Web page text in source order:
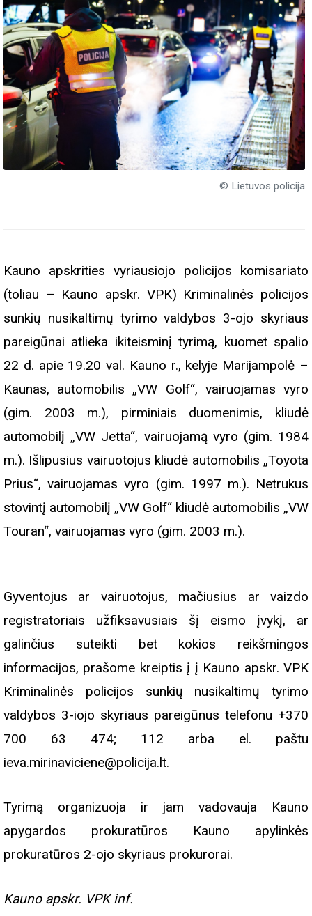
© Lietuvos policija
Kauno apskrities vyriausiojo policijos komisariato
(toliau – Kauno apskr. VPK) Kriminalinės policijos
sunkių nusikaltimų tyrimo valdybos 3-ojo skyriaus
pareigūnai atlieka ikiteisminį tyrimą, kuomet spalio
22 d. apie 19.20 val. Kauno r., kelyje Marijampolė –
Kaunas, automobilis „VW Golf“, vairuojamas vyro
(gim. 2003 m.), pirminiais duomenimis, kliudė
automobilį „VW Jetta“, vairuojamą vyro (gim. 1984
m.). Išlipusius vairuotojus kliudė automobilis „Toyota
Prius“, vairuojamas vyro (gim. 1997 m.). Netrukus
stovintį automobilį „VW Golf“ kliudė automobilis „VW
Touran“, vairuojamas vyro (gim. 2003 m.).
Gyventojus ar vairuotojus, mačiusius ar vaizdo
registratoriais užfiksavusiais šį eismo įvykį, ar
galinčius suteikti bet kokios reikšmingos
informacijos, prašome kreiptis į į Kauno apskr. VPK
Kriminalinės policijos sunkių nusikaltimų tyrimo
valdybos 3-iojo skyriaus pareigūnus telefonu +370
700 63 474; 112 arba el. paštu
ieva.mirinaviciene@policija.lt.
Tyrimą organizuoja ir jam vadovauja Kauno
apygardos prokuratūros Kauno apylinkės
prokuratūros 2-ojo skyriaus prokurorai.
Kauno apskr. VPK inf.